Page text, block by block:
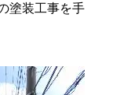
塗装工事を手